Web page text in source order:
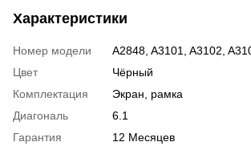
Характеристики
Номер модели
A2848, A3101, A3102,
Цвет
Чёрный
Комплектация
Экран, рамка
Диагональ
6.1
Гарантия
12 Месяцев